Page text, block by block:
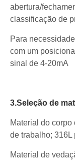
abertura/
classificação de
Para
com um
sinal de 4-20mA
3.Seleção de
Material do
de trabalho;
Material de